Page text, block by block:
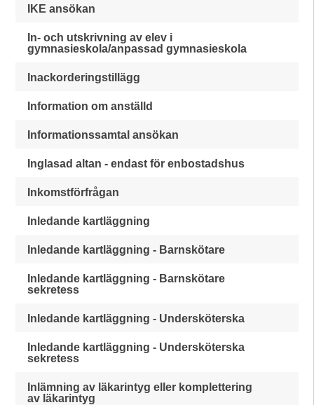
IKE ansökan
In- och utskrivning av elev i
gymnasieskola/anpassad gymnasieskola
Inackorderingstillägg
Information om anställd
Informationssamtal ansökan
Inglasad altan - endast för enbostadshus
Inkomstförfrågan
Inledande kartläggning
Inledande kartläggning - Barnskötare
Inledande kartläggning - Barnskötare
sekretess
Inledande kartläggning - Undersköterska
Inledande kartläggning - Undersköterska
sekretess
Inlämning av läkarintyg eller komplettering
av läkarintyg